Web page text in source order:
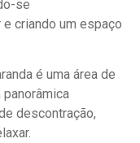
se
criando um espaço
é uma área de
descontração,